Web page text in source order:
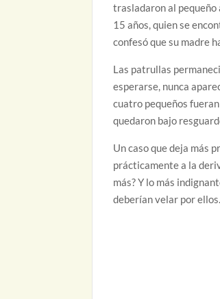
trasladaron al pequeño
15 años, quien se
confesó que su madre
Las patrullas
esperarse, nunca
cuatro pequeños
quedaron bajo
Un caso que deja más
prácticamente a la
más? Y lo más
deberían velar por ellos.